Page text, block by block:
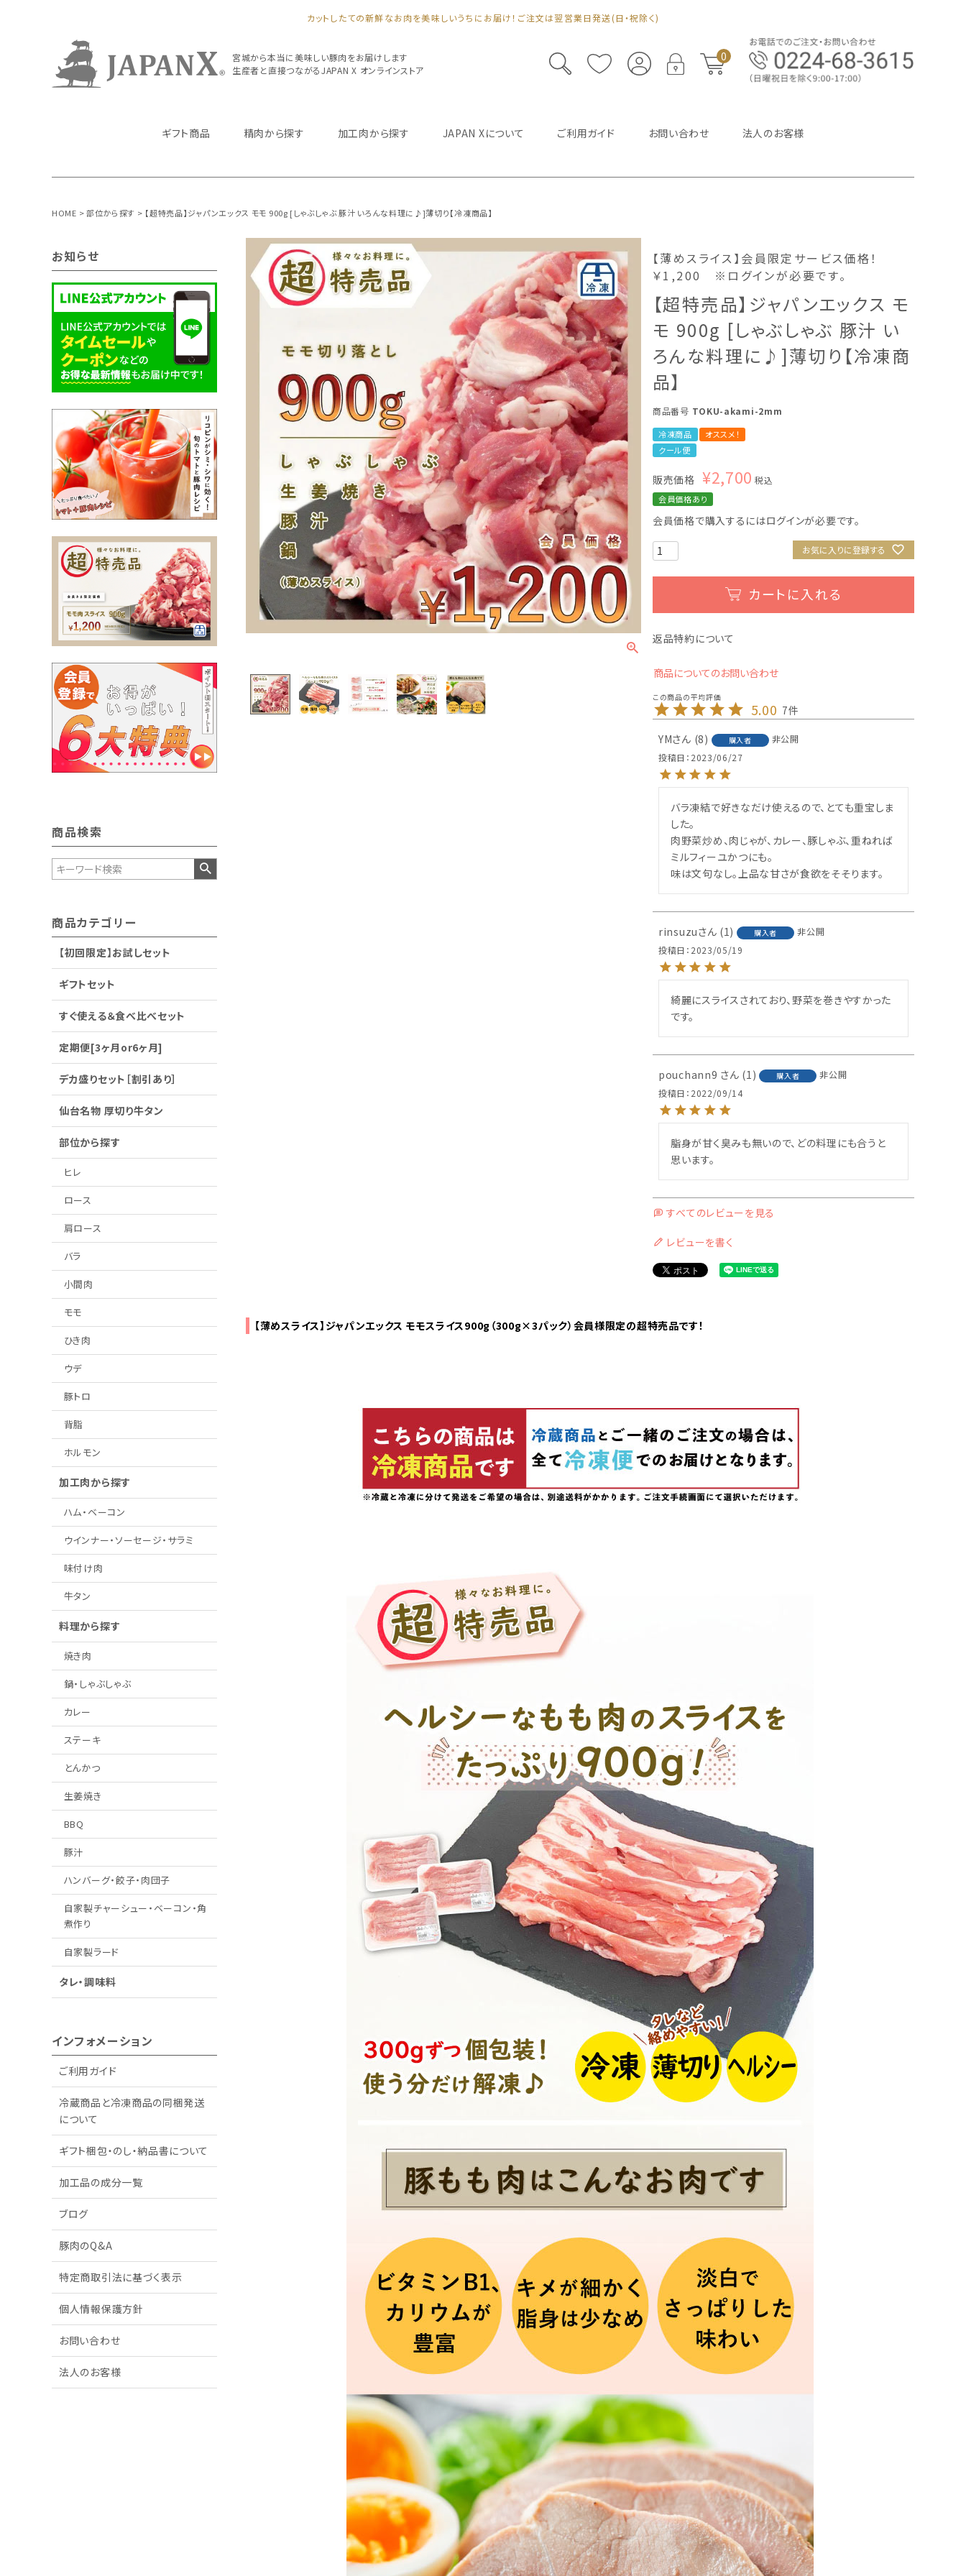
カットしたての新鮮なお肉を美味しいうちにお届け！ご注文は翌営業日発送(日・祝除く)
宮城から本当に美味しい豚肉をお届けします
生産者と直接つながるJAPAN X オンラインストア
0
ギフト商品 精肉から探す 加工肉から探す JAPAN Xについて ご利用ガイド お問い合わせ 法人のお客様
HOME 部位から探す 【超特売品】ジャパンエックス モモ 900g [しゃぶしゃぶ 豚汁 いろんな料理に♪]薄切り【冷凍商品】
お知らせ
商品検索
商品カテゴリー
【初回限定】お試しセット
ギフトセット
すぐ使える＆食べ比べセット
定期便[3ヶ月or6ヶ月]
デカ盛りセット［割引あり］
仙台名物 厚切り牛タン
部位から探す
ヒレ
ロース
肩ロース
バラ
小間肉
モモ
ひき肉
ウデ
豚トロ
背脂
ホルモン
加工肉から探す
ハム・ベーコン
ウインナー・ソーセージ・サラミ
味付け肉
牛タン
料理から探す
焼き肉
鍋・しゃぶしゃぶ
カレー
ステーキ
とんかつ
生姜焼き
BBQ
豚汁
ハンバーグ・餃子・肉団子
自家製チャーシュー・ベーコン・角
煮作り
自家製ラード
タレ・調味料
インフォメーション
ご利用ガイド
冷蔵商品と冷凍商品の同梱発送
について
ギフト梱包・のし・納品書について
加工品の成分一覧
ブログ
豚肉のQ&A
特定商取引法に基づく表示
個人情報保護方針
お問い合わせ
法人のお客様
【薄めスライス】会員限定サービス価格！
￥1,200 ※ログインが必要です。
【超特売品】ジャパンエックス モ
モ 900g [しゃぶしゃぶ 豚汁 い
ろんな料理に♪]薄切り【冷凍商
品】
商品番号 TOKU-akami-2mm
冷凍商品
オススメ！
クール便
販売価格 ¥2,700 税込
会員価格あり
会員価格で購入するにはログインが必要です。
お気に入りに登録する
カートに入れる
返品特約について
商品についてのお問い合わせ
5.00 7
YM
8 購入者
非公開
投稿日 2023/06/27
バラ凍結で好きなだけ使えるので、とても重宝しま
した。
肉野菜炒め、肉じゃが、カレー、豚しゃぶ、重ねれば
ミルフィーユかつにも。
味は文句なし。上品な甘さが食欲をそそります。
rinsuzu 1 購入者
非公開
投稿日 2023/05/19
綺麗にスライスされており、野菜を巻きやすかった
です。
pouchann9 1 購入者
非公開
投稿日 2022/09/14
脂身が甘く臭みも無いので、どの料理にも合うと
思います。
すべてのレビューを見る
レビューを書く
【薄めスライス】ジャパンエックス モモスライス900g（300g×3パック）会員様限定の超特売品です！